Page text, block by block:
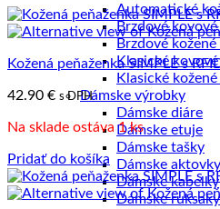
Automatické
Brzdové
Brzdové
Klasické
Klasické
Dámske výrobky
Dámske diáre
Dámske etuje
Dámske tašky
Dámske aktovky
Dámske kabelky
Dámske ruksaky
Kožená peňaženka SIMPLE s
42.90 € s DPH
Na sklade ostáva 1 ks
Pridať do košíka